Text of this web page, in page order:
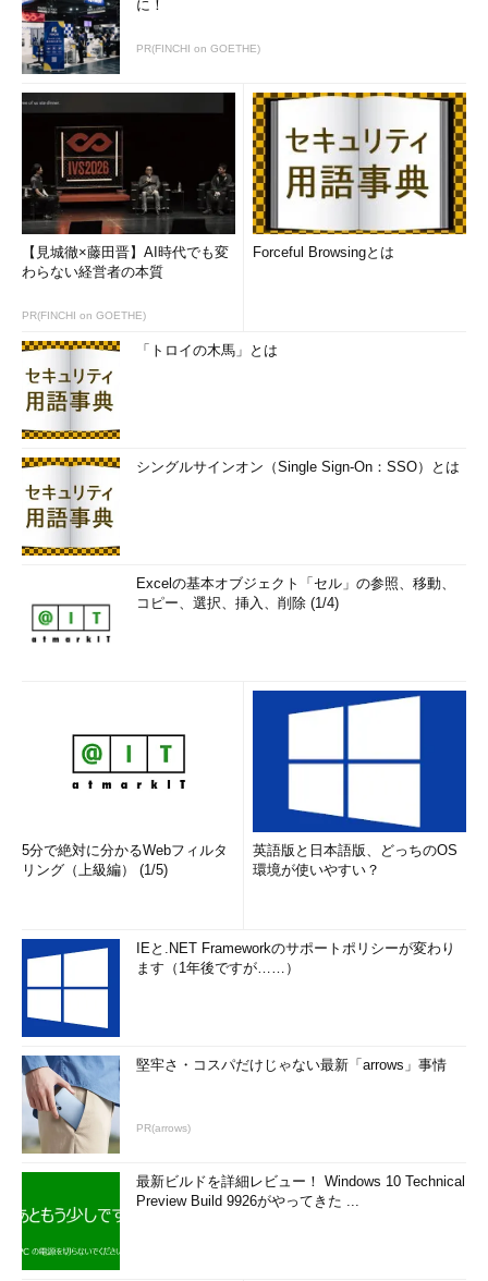
に！
PR(FINCHI on GOETHE)
【見城徹×藤田晋】AI時代でも変
わらない経営者の本質
PR(FINCHI on GOETHE)
Forceful Browsingとは
「トロイの木馬」とは
シングルサインオン（Single Sign-On：SSO）とは
Excelの基本オブジェクト「セル」の参照、移動、
コピー、選択、挿入、削除 (1/4)
5分で絶対に分かるWebフィルタ
リング（上級編） (1/5)
英語版と日本語版、どっちのOS
環境が使いやすい？
IEと.NET Frameworkのサポートポリシーが変わり
ます（1年後ですが……）
堅牢さ・コスパだけじゃない最新「arrows」事情
PR(arrows)
最新ビルドを詳細レビュー！ Windows 10 Technical
Preview Build 9926がやってきた ...